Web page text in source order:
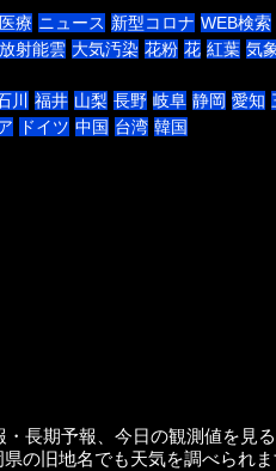
医療 ニュース 新型コロナ WEB検索
放射能雲 大気汚染 花粉 花 紅葉 気
川 福井 山梨 長野 岐阜 静岡 愛知
ドイツ 中国 台湾 韓国
長期予報、今日の観測値を
の旧地名でも天気を調べられま